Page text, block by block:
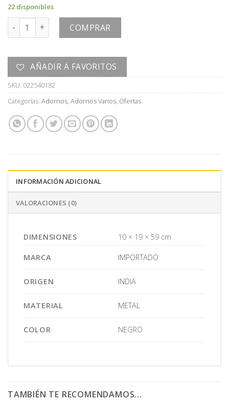
U$S
200,00.
22 disponibles
ADORNO cantidadCOMPRAR
AÑADIR A FAVORITOS
SKU: 022540182
Categorías: Adornos, Adornos Varios, Ofertas
INFORMACIÓN ADICIONAL
VALORACIONES (0)
DIMENSIONES 10 × 19 × 59 cm
MARCA IMPORTADO
ORIGEN INDIA
MATERIAL METAL
COLOR NEGRO
TAMBIÉN TE RECOMENDAMOS…